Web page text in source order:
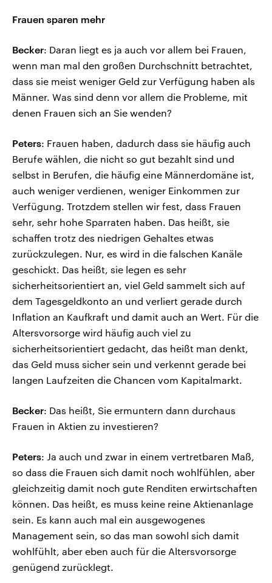
Frauen sparen mehr
Becker: Daran liegt es ja auch vor allem bei Frauen,
wenn man mal den großen Durchschnitt betrachtet,
dass sie meist weniger Geld zur Verfügung haben als
Männer. Was sind denn vor allem die Probleme, mit
denen Frauen sich an Sie wenden?
Peters: Frauen haben, dadurch dass sie häufig auch
Berufe wählen, die nicht so gut bezahlt sind und
selbst in Berufen, die häufig eine Männerdomäne ist,
auch weniger verdienen, weniger Einkommen zur
Verfügung. Trotzdem stellen wir fest, dass Frauen
sehr, sehr hohe Sparraten haben. Das heißt, sie
schaffen trotz des niedrigen Gehaltes etwas
zurückzulegen. Nur, es wird in die falschen Kanäle
geschickt. Das heißt, sie legen es sehr
sicherheitsorientiert an, viel Geld sammelt sich auf
dem Tagesgeldkonto an und verliert gerade durch
Inflation an Kaufkraft und damit auch an Wert. Für die
Altersvorsorge wird häufig auch viel zu
sicherheitsorientiert gedacht, das heißt man denkt,
das Geld muss sicher sein und verkennt gerade bei
langen Laufzeiten die Chancen vom Kapitalmarkt.
Becker: Das heißt, Sie ermuntern dann durchaus
Frauen in Aktien zu investieren?
Peters: Ja auch und zwar in einem vertretbaren Maß,
so dass die Frauen sich damit noch wohlfühlen, aber
gleichzeitig damit noch gute Renditen erwirtschaften
können. Das heißt, es muss keine reine Aktienanlage
sein. Es kann auch mal ein ausgewogenes
Management sein, so das man sowohl sich damit
wohlfühlt, aber eben auch für die Altersvorsorge
genügend zurücklegt.